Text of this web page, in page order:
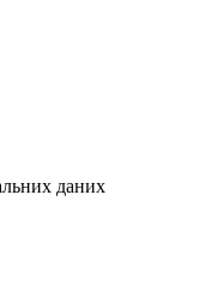
даних